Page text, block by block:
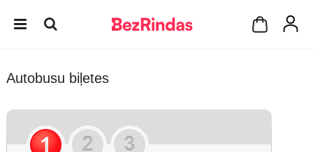
Autobusu biļetes